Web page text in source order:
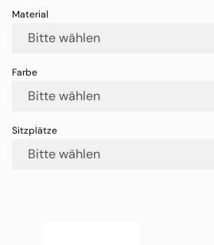
Bitte wählen
Bitte wählen
Bitte wählen